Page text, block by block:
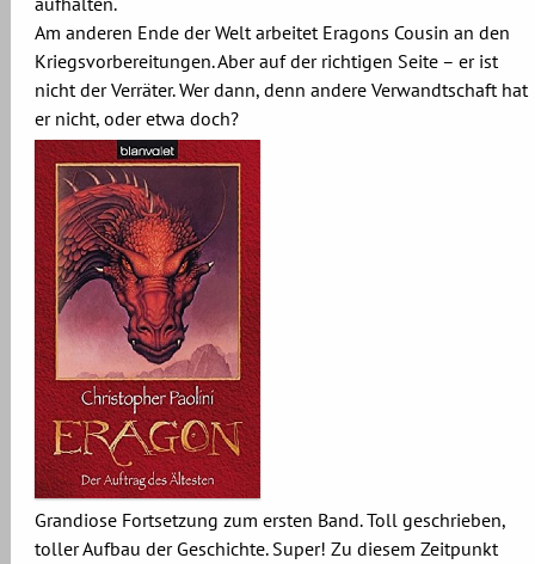
Am anderen Ende der Welt arbeitet Eragons Cousin an den
Kriegsvorbereitungen. Aber auf der richtigen Seite – er ist
nicht der Verräter. Wer dann, denn andere Verwandtschaft hat
er nicht, oder etwa doch?
Grandiose Fortsetzung zum ersten Band. Toll geschrieben,
toller Aufbau der Geschichte. Super! Zu diesem Zeitpunkt